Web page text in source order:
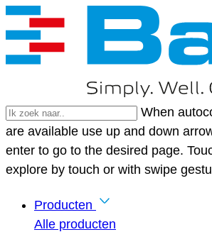
When
are available use up and down
enter to go to the desired page.
explore by touch or with swipe
Producten
Alle producten